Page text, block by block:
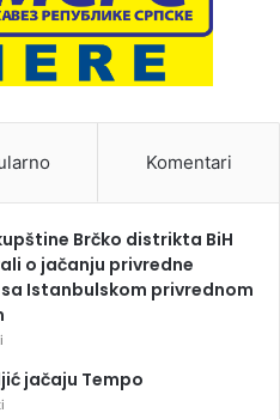
Komentari
Brčko distrikta BiH
o jačanju privredne
Istanbulskom privrednom
jačaju Tempo